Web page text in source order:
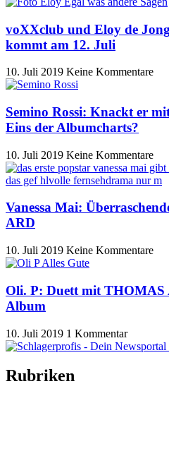
voXXclub und Eloy de
kommt am 12. Juli
10. Juli 2019 Keine Kommentare
Semino Rossi: Knackt er
Eins der Albumcharts?
10. Juli 2019 Keine Kommentare
Vanessa Mai:
ARD
10. Juli 2019 Keine Kommentare
Oli. P: Duett mit THOMAS
Album
10. Juli 2019 1 Kommentar
Rubriken